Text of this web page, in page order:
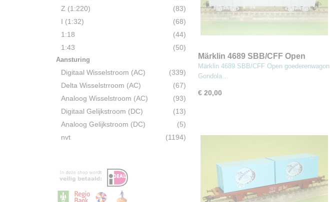
Z (1:220)
(83)
I (1:32)
(68)
1:18
(44)
1:43
(50)
Aansturing
Digitaal Wisselstroom (AC)
(339)
Delta Wisselstrroom (AC)
(67)
Analoog Wisselstroom (AC)
(93)
Digitaal Gelijkstroom (DC)
(13)
Analoog Gelijkstroom (DC)
(5)
nvt
(1194)
Märklin 4689 SBB/CFF Open
goederenwagon Gondola
Märklin 4689 SBB/CFF Open goederenwagon
Gondola…
€ 20,00